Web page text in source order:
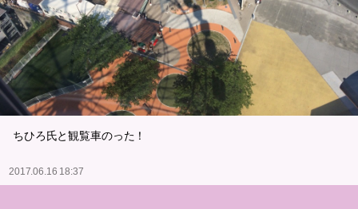
ちひろ氏と観覧車のった！
2017.06.16 18:37